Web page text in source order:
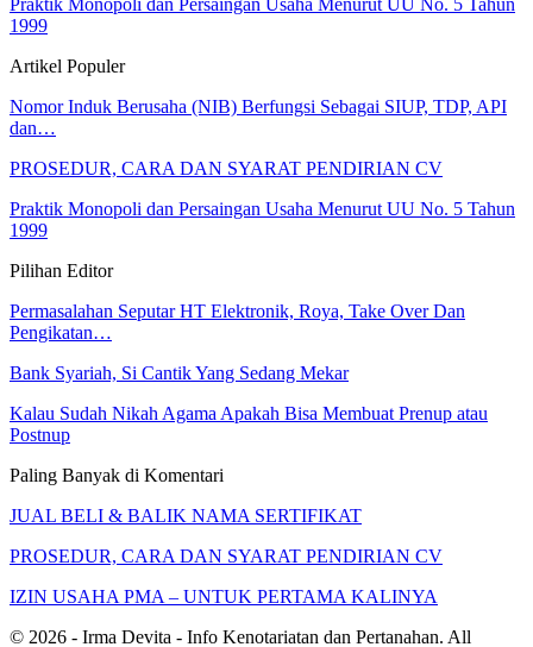
Praktik Monopoli dan Persaingan Usaha Menurut UU No. 5 Tahun
1999
Artikel Populer
Nomor Induk Berusaha (NIB) Berfungsi Sebagai SIUP, TDP, API
dan…
PROSEDUR, CARA DAN SYARAT PENDIRIAN CV
Praktik Monopoli dan Persaingan Usaha Menurut UU No. 5 Tahun
1999
Pilihan Editor
Permasalahan Seputar HT Elektronik, Roya, Take Over Dan
Pengikatan…
Bank Syariah, Si Cantik Yang Sedang Mekar
Kalau Sudah Nikah Agama Apakah Bisa Membuat Prenup atau
Postnup
Paling Banyak di Komentari
JUAL BELI & BALIK NAMA SERTIFIKAT
PROSEDUR, CARA DAN SYARAT PENDIRIAN CV
IZIN USAHA PMA – UNTUK PERTAMA KALINYA
© 2026 - Irma Devita - Info Kenotariatan dan Pertanahan. All